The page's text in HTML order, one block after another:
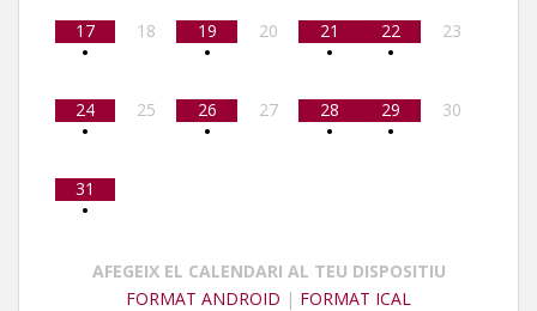
17
•
18
19
•
20
21
•
22
•
23
24
•
25
26
•
27
28
•
29
•
30
31
•
AFEGEIX EL CALENDARI AL TEU DISPOSITIU
FORMAT ANDROID | FORMAT ICAL